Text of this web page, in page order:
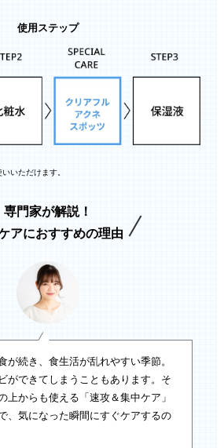
使用ステップ
いただけます。
専門家が解説！
アにおすすめの理由
が続き、食生活が乱れやすい季節。
ができてしまうこともあります。そ
上からも使える「速攻＆集中ケア」
、気になった瞬間にすぐケアするの